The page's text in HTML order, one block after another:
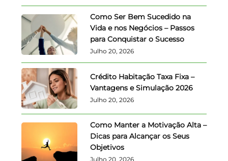
Como Ser Bem Sucedido na
Vida e nos Negócios – Passos
para Conquistar o Sucesso
Julho 20, 2026
Crédito Habitação Taxa Fixa –
Vantagens e Simulação 2026
Julho 20, 2026
Como Manter a Motivação Alta –
Dicas para Alcançar os Seus
Objetivos
Julho 20, 2026